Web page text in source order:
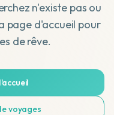
n'existe pas ou
page d'accueil pour
de rêve.
voyages